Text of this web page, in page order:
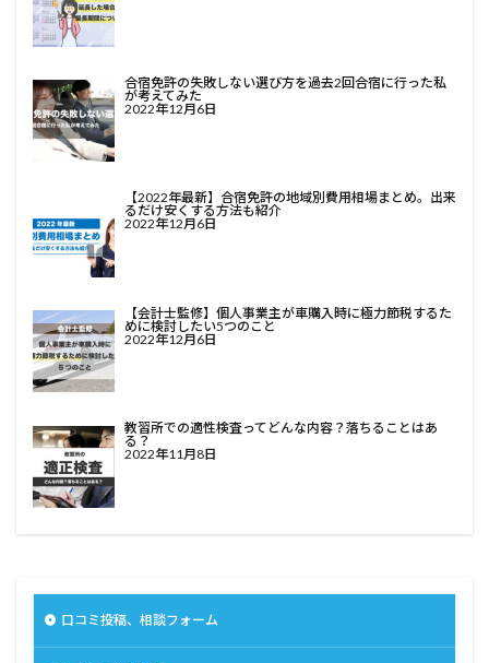
合宿免許の失敗しない選び方を過去2回合宿に行った私
が考えてみた
2022年12月6日
【2022年最新】合宿免許の地域別費用相場まとめ。出来
るだけ安くする方法も紹介
2022年12月6日
【会計士監修】個人事業主が車購入時に極力節税するた
めに検討したい5つのこと
2022年12月6日
教習所での適性検査ってどんな内容？落ちることはあ
る？
2022年11月8日
口コミ投稿、相談フォーム